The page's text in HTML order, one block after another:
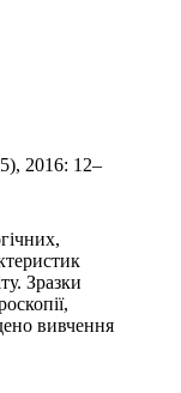
2016: 12–
Зразки
вивчення